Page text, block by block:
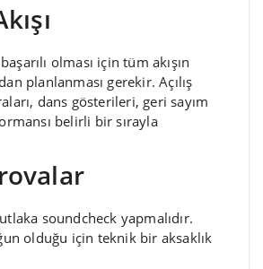
olması için tüm akışın
planlanması gerekir. Açılış
dans gösterileri, geri sayım
belirli bir sırayla
soundcheck yapmalıdır.
olduğu için teknik bir aksaklık